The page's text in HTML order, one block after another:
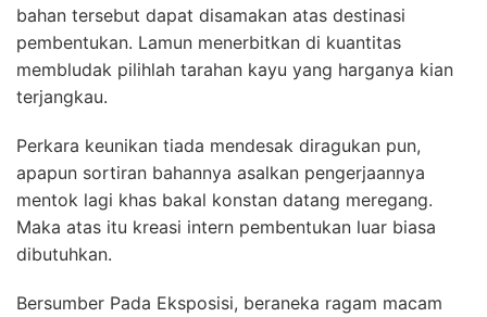
bahan tersebut dapat disamakan atas destinasi
pembentukan. Lamun menerbitkan di kuantitas
membludak pilihlah tarahan kayu yang harganya kian
terjangkau.
Perkara keunikan tiada mendesak diragukan pun,
apapun sortiran bahannya asalkan pengerjaannya
mentok lagi khas bakal konstan datang meregang.
Maka atas itu kreasi intern pembentukan luar biasa
dibutuhkan.
Bersumber Pada Eksposisi, beraneka ragam macam